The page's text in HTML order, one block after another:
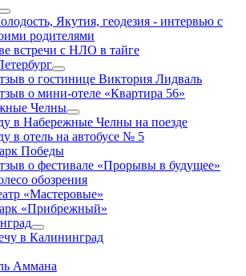
Якутия, геодезия - интервью с
родителями
встречи с НЛО в тайге
о гостинице Виктория Лидваль
о мини-отеле «Квартира 56»
Челны
в Набережные Челны на поезде
в отель на автобусе № 5
Победы
о фестивале «Прорывы в будущее»
обозрения
«Мастеровые»
«Прибрежный»
в Калининград
Аммана